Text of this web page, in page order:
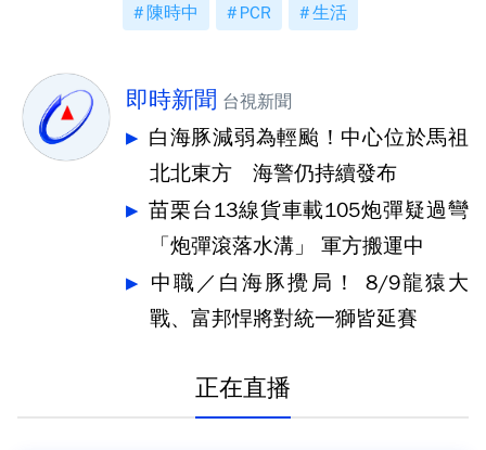
陳時中 PCR 生活
即時新聞 台視新聞
白海豚減弱為輕颱！中心位於馬祖
北北東方 海警仍持續發布
苗栗台13線貨車載105炮彈疑過彎
「炮彈滾落水溝」 軍方搬運中
中職／白海豚攪局！ 8/9龍猿大
戰、富邦悍將對統一獅皆延賽
正在直播